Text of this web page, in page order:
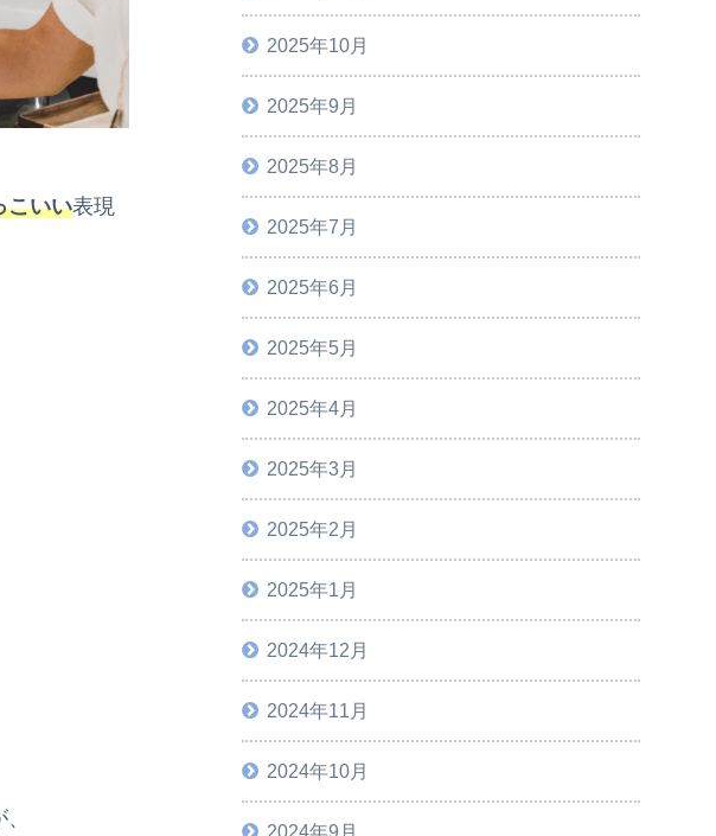
こいい表現
2025年10月
2025年9月
2025年8月
2025年7月
2025年6月
2025年5月
2025年4月
2025年3月
2025年2月
2025年1月
2024年12月
2024年11月
2024年10月
2024年9月